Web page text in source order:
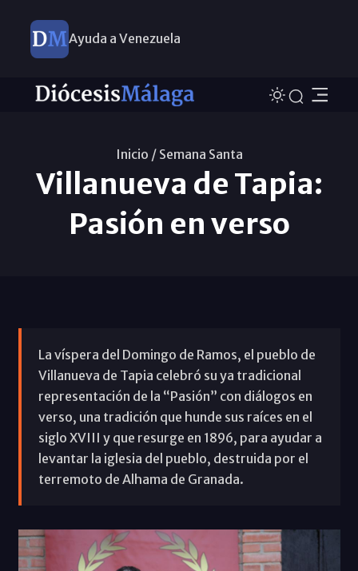
Ayuda a Venezuela
Inicio / Semana Santa
Villanueva de Tapia:
Pasión en verso
La víspera del Domingo de Ramos, el pueblo de
Villanueva de Tapia celebró su ya tradicional
representación de la “Pasión” con diálogos en
verso, una tradición que hunde sus raíces en el
siglo XVIII y que resurge en 1896, para ayudar a
levantar la iglesia del pueblo, destruida por el
terremoto de Alhama de Granada.